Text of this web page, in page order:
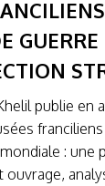
publie en
: une
ouvrage,